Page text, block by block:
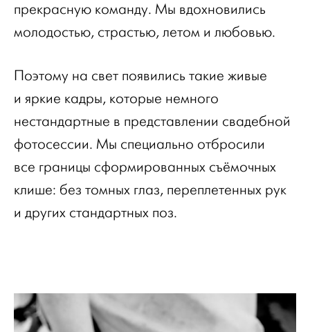
прекрасную команду. Мы вдохновились
молодостью, страстью, летом и любовью.
Поэтому на свет появились такие живые
и яркие кадры, которые немного
нестандартные в представлении свадебной
фотосессии. Мы специально отбросили
все границы сформированных съёмочных
клише: без томных глаз, переплетенных рук
и других стандартных поз.